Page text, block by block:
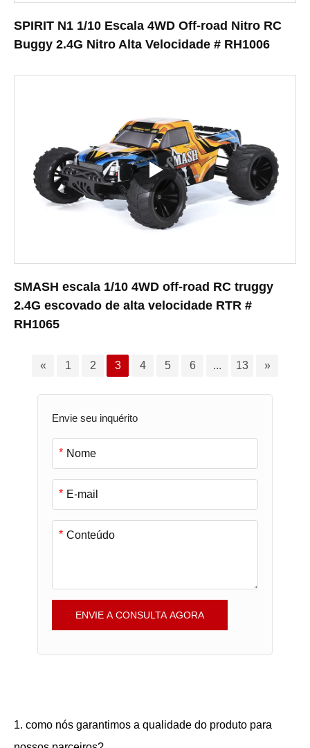
Envie seu inquérito
*
*
*
ENVIE A CONSULTA AGORA
SPIRIT N1 1/10 Escala 4WD Off-road Nitro RC
Buggy 2.4G Nitro Alta Velocidade # RH1006
SMASH escala 1/10 4WD off-road RC truggy
2.4G escovado de alta velocidade RTR #
RH1065
« 1 2 3 4 5 6 ... 13 »
1. como nós garantimos a qualidade do produto para